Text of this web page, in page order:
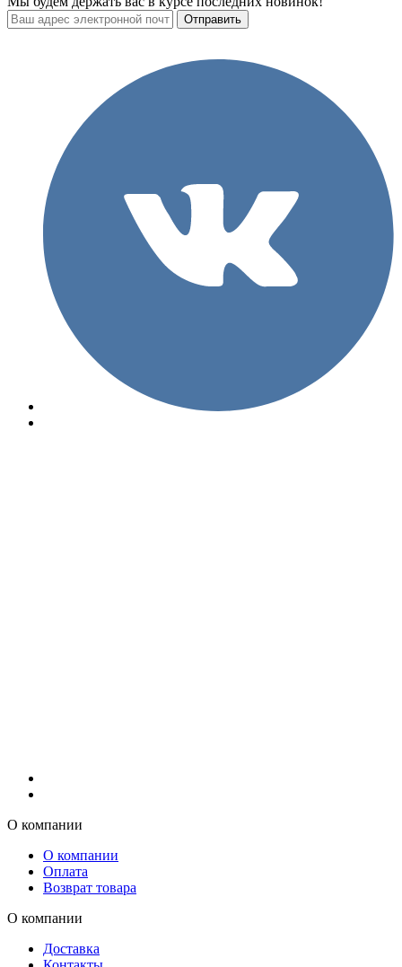
О компании
О компании
Оплата
Возврат товара
О компании
Доставка